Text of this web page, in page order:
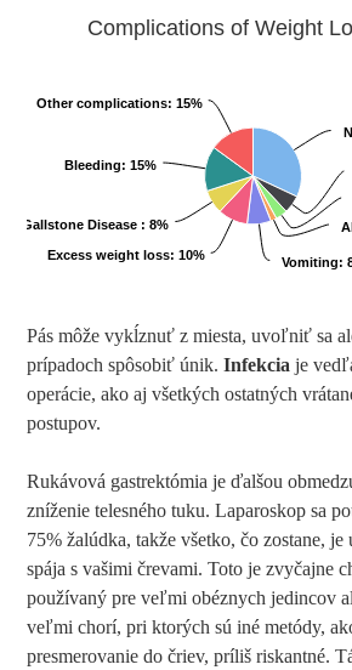
Complications of Weight
Vomiting:
Excess weight loss: 10%
Gallstone Disease : 8%
Bleeding: 15%
Other complications: 15%
Pás môže vykĺznuť z miesta, uvoľniť sa
prípadoch spôsobiť únik.Infekcia je
operácie, ako aj všetkých ostatných
postupov.
Rukávová gastrektómia je ďalšou
zníženie telesného tuku. Laparoskop sa
75% žalúdka, takže všetko, čo zostane,
spája s vašimi črevami. Toto je zvyčajne
používaný pre veľmi obéznych jedincov
veľmi chorí, pri ktorých sú iné metódy,
presmerovanie do čriev, príliš riskantné.